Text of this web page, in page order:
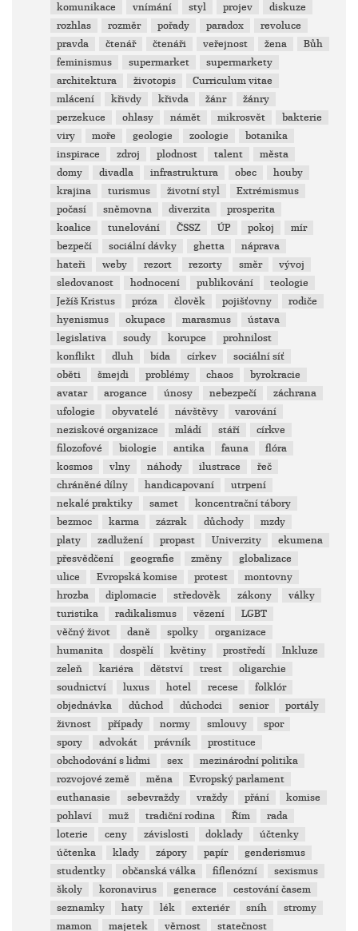
komunikace
vnímání styl projev
diskuze
rozhlas
rozměr pořady paradox
revoluce
pravda
čtenář čtenáři veřejnost žena
Bůh
feminismus
supermarket
supermarkety
architektura
životopis
Curriculum vitae
mlácení
křivdy křivda žánr
žánry
perzekuce
ohlasy námět mikrosvět
bakterie
viry
moře geologie zoologie
botanika
inspirace
zdroj plodnost talent
města
domy
divadla infrastruktura obec
houby
krajina
turismus životní styl
Extrémismus
počasí
sněmovna diverzita
prosperita
koalice
tunelování ČSSZ ÚP pokoj
mír
bezpečí
sociální dávky ghetta
náprava
hateři
weby rezort rezorty směr
vývoj
sledovanost
hodnocení publikování
teologie
Ježíš Kristus
próza člověk pojišťovny
rodiče
hyenismus
okupace marasmus
ústava
legislativa
soudy korupce
prohnilost
konflikt
dluh bída církev
sociální síť
oběti
šmejdi problémy chaos
byrokracie
avatar
arogance únosy nebezpečí
záchrana
ufologie
obyvatelé návštěvy
varování
neziskové organizace
mládí stáří
církve
filozofové
biologie antika fauna
flóra
kosmos
vlny náhody ilustrace
řeč
chráněné dílny
handicapovaní
utrpení
nekalé praktiky
samet
koncentrační tábory
bezmoc
karma zázrak důchody
mzdy
platy
zadlužení propast Univerzity
ekumena
přesvědčení
geografie změny
globalizace
ulice
Evropská komise protest
montovny
hrozba
diplomacie středověk zákony
války
turistika
radikalismus vězení
LGBT
věčný život
daně spolky
organizace
humanita
dospělí květiny prostředí
Inkluze
zeleň
kariéra dětství trest
oligarchie
soudnictví
luxus hotel recese
folklór
objednávka
důchod důchodci senior
portály
živnost
případy normy smlouvy
spor
spory
advokát právník
prostituce
obchodování s lidmi
sex
mezinárodní politika
rozvojové země
měna
Evropský parlament
euthanasie
sebevraždy vraždy přání
komise
pohlaví
muž tradiční rodina Řím
rada
loterie
ceny závislosti doklady
účtenky
účtenka
klady zápory papír
genderismus
studentky
občanská válka fiflenózní
sexismus
školy
koronavirus generace
cestování časem
seznamky
haty lék exteriér sníh
stromy
mamon
majetek věrnost statečnost